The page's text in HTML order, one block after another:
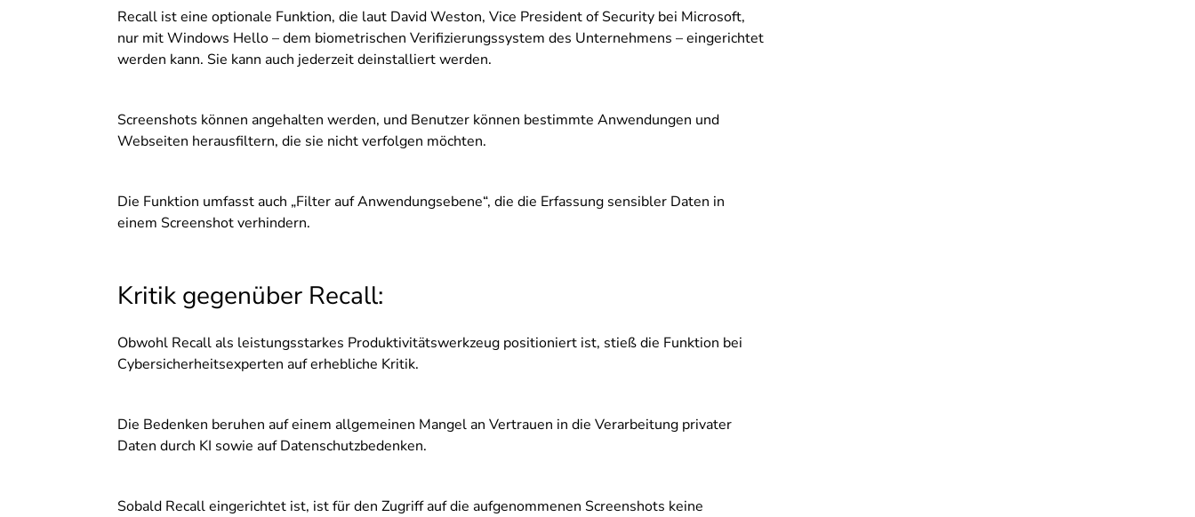
Recall ist eine optionale Funktion, die laut David Weston, Vice President of Security bei Microsoft,
nur mit Windows Hello – dem biometrischen Verifizierungssystem des Unternehmens – eingerichtet
werden kann. Sie kann auch jederzeit deinstalliert werden.
Screenshots können angehalten werden, und Benutzer können bestimmte Anwendungen und
Webseiten herausfiltern, die sie nicht verfolgen möchten.
Die Funktion umfasst auch „Filter auf Anwendungsebene“, die die Erfassung sensibler Daten in
einem Screenshot verhindern.
Kritik gegenüber Recall:
Obwohl Recall als leistungsstarkes Produktivitätswerkzeug positioniert ist, stieß die Funktion bei
Cybersicherheitsexperten auf erhebliche Kritik.
Die Bedenken beruhen auf einem allgemeinen Mangel an Vertrauen in die Verarbeitung privater
Daten durch KI sowie auf Datenschutzbedenken.
Sobald Recall eingerichtet ist, ist für den Zugriff auf die aufgenommenen Screenshots keine